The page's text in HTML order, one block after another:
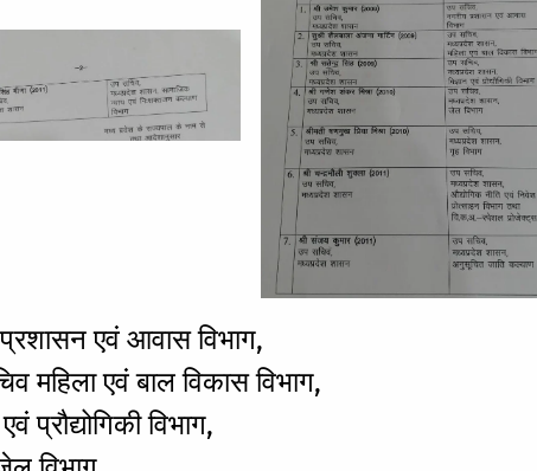
एवं आवास विभाग,
महिला एवं बाल विकास विभाग,
विभाग,